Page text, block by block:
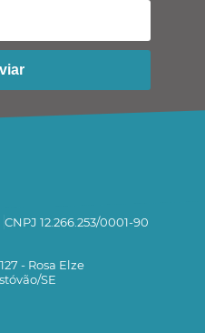
CNPJ 12.266.253/0001-90
- Rosa Elze
SE